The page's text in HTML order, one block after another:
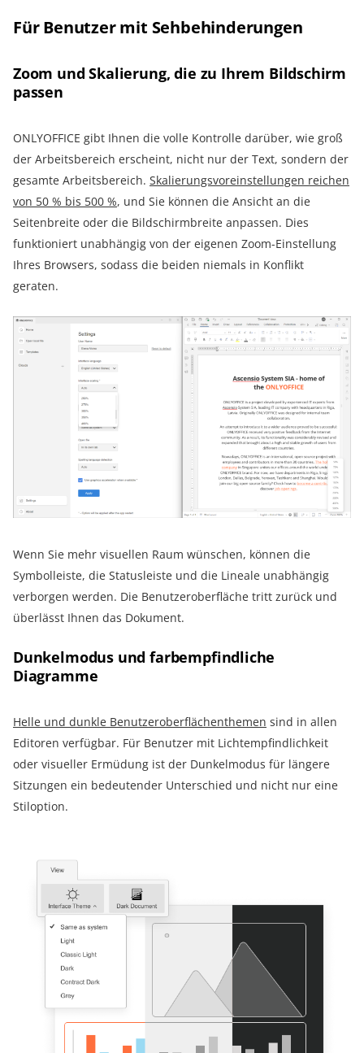
Für Benutzer mit Sehbehinderungen
Zoom und Skalierung, die zu Ihrem Bildschirm
passen
ONLYOFFICE gibt Ihnen die volle Kontrolle darüber, wie groß
der Arbeitsbereich erscheint, nicht nur der Text, sondern der
gesamte Arbeitsbereich. Skalierungsvoreinstellungen reichen
von 50 % bis 500 %, und Sie können die Ansicht an die
Seitenbreite oder die Bildschirmbreite anpassen. Dies
funktioniert unabhängig von der eigenen Zoom-Einstellung
Ihres Browsers, sodass die beiden niemals in Konflikt
geraten.
Wenn Sie mehr visuellen Raum wünschen, können die
Symbolleiste, die Statusleiste und die Lineale unabhängig
verborgen werden. Die Benutzeroberfläche tritt zurück und
überlässt Ihnen das Dokument.
Dunkelmodus und farbempfindliche
Diagramme
Helle und dunkle Benutzeroberflächenthemen sind in allen
Editoren verfügbar. Für Benutzer mit Lichtempfindlichkeit
oder visueller Ermüdung ist der Dunkelmodus für längere
Sitzungen ein bedeutender Unterschied und nicht nur eine
Stiloption.